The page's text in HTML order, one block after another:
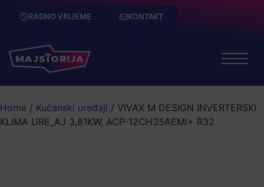
RADNO VRIJEME KONTAKT
Home / Kućanski uređaji / VIVAX M DESIGN INVERTERSKI
KLIMA URE_AJ 3,81KW, ACP-12CH35AEMI+ R32